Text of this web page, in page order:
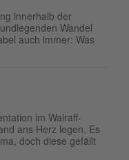
innerhalb der
Wandel
auch immer: Was
im Walraff-
ans Herz legen. Es
doch diese gefällt